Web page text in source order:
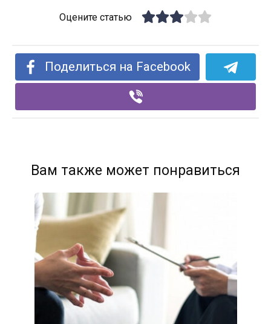
Оцените статью
Поделиться на Facebook
Вам также может понравиться